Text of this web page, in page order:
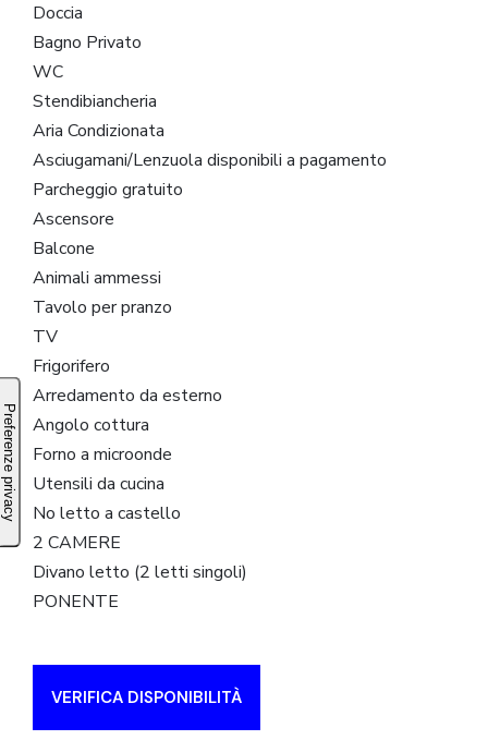
Doccia
Bagno Privato
WC
Stendibiancheria
Aria Condizionata
Asciugamani/Lenzuola disponibili a pagamento
Parcheggio gratuito
Ascensore
Balcone
Animali ammessi
Tavolo per pranzo
TV
Frigorifero
Arredamento da esterno
Angolo cottura
Forno a microonde
Utensili da cucina
No letto a castello
2 CAMERE
Divano letto (2 letti singoli)
PONENTE
VERIFICA DISPONIBILITÀ